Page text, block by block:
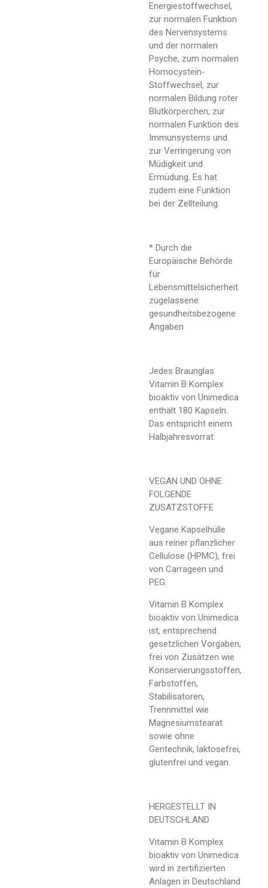
Energiestoffwechsel,
zur normalen Funktion
des Nervensystems
und der normalen
Psyche, zum normalen
Homocystein-
Stoffwechsel, zur
normalen Bildung roter
Blutkörperchen, zur
normalen Funktion des
Immunsystems und
zur Verringerung von
Müdigkeit und
Ermüdung. Es hat
zudem eine Funktion
bei der Zellteilung.
* Durch die
Europäische Behörde
für
Lebensmittelsicherheit
zugelassene
gesundheitsbezogene
Angaben
Jedes Braunglas
Vitamin B Komplex
bioaktiv von Unimedica
enthält 180 Kapseln.
Das entspricht einem
Halbjahresvorrat.
VEGAN UND OHNE
FOLGENDE
ZUSATZSTOFFE
Vegane Kapselhülle
aus reiner pflanzlicher
Cellulose (HPMC), frei
von Carrageen und
PEG.
Vitamin B Komplex
bioaktiv von Unimedica
ist, entsprechend
gesetzlichen Vorgaben,
frei von Zusätzen wie
Konservierungsstoffen,
Farbstoffen,
Stabilisatoren,
Trennmittel wie
Magnesiumstearat
sowie ohne
Gentechnik, laktosefrei,
glutenfrei und vegan.
HERGESTELLT IN
DEUTSCHLAND
Vitamin B Komplex
bioaktiv von Unimedica
wird in zertifizierten
Anlagen in Deutschland